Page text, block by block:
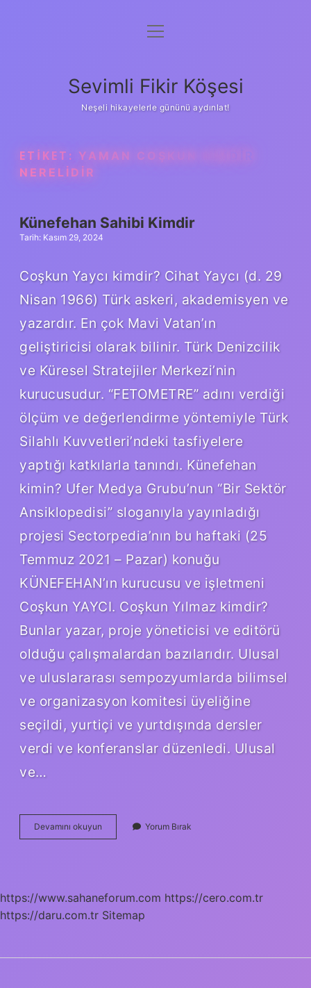
Anasayfa
Yasal Uyarı
menüyü
Sevimli Fikir Köşesi
Neşeli hikayelerle gününü aydınlat!
ETIKET: YAMAN COŞKUN KIMDIR
NERELIDIR
Künefehan Sahibi Kimdir
Tarih: Kasım 29, 2024
Coşkun Yaycı kimdir? Cihat Yaycı (d. 29
Nisan 1966) Türk askeri, akademisyen ve
yazardır. En çok Mavi Vatan’ın
geliştiricisi olarak bilinir. Türk Denizcilik
ve Küresel Stratejiler Merkezi’nin
kurucusudur. “FETOMETRE” adını verdiği
ölçüm ve değerlendirme yöntemiyle Türk
Silahlı Kuvvetleri’ndeki tasfiyelere
yaptığı katkılarla tanındı. Künefehan
kimin? Ufer Medya Grubu’nun “Bir Sektör
Ansiklopedisi” sloganıyla yayınladığı
projesi Sectorpedia’nın bu haftaki (25
Temmuz 2021 – Pazar) konuğu
KÜNEFEHAN’ın kurucusu ve işletmeni
Coşkun YAYCI. Coşkun Yılmaz kimdir?
Bunlar yazar, proje yöneticisi ve editörü
olduğu çalışmalardan bazılarıdır. Ulusal
ve uluslararası sempozyumlarda bilimsel
ve organizasyon komitesi üyeliğine
seçildi, yurtiçi ve yurtdışında dersler
verdi ve konferanslar düzenledi. Ulusal
ve…
Devamını okuyun Künefehan
Sahibi
Yorum Bırak
https://www.sahaneforum.com https://cero.com.tr
https://daru.com.tr Sitemap